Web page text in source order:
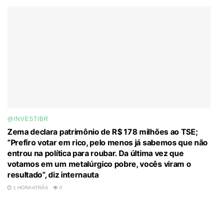
@INVESTIBR
Zema declara patrimônio de R$ 178 milhões ao TSE;
“Prefiro votar em rico, pelo menos já sabemos que não
entrou na política para roubar. Da última vez que
votamos em um metalúrgico pobre, vocês viram o
resultado”, diz internauta
1 HORA ATRÁS 0